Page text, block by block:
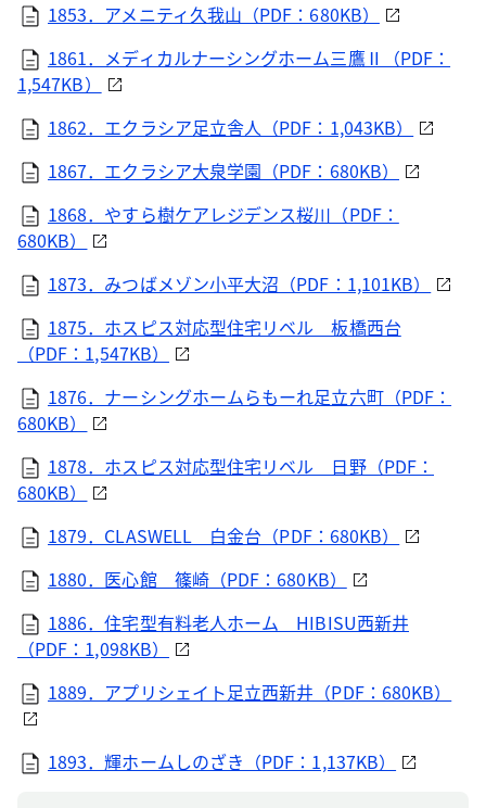
1853．アメニティ久我山（PDF：680KB）
1861．メディカルナーシングホーム三鷹Ⅱ（PDF：
1,547KB）
1862．エクラシア足立舎人（PDF：1,043KB）
1867．エクラシア大泉学園（PDF：680KB）
1868．やすら樹ケアレジデンス桜川（PDF：
680KB）
1873．みつばメゾン小平大沼（PDF：1,101KB）
1875．ホスピス対応型住宅リベル 板橋西台
（PDF：1,547KB）
1876．ナーシングホームらもーれ足立六町（PDF：
680KB）
1878．ホスピス対応型住宅リベル 日野（PDF：
680KB）
1879．CLASWELL 白金台（PDF：680KB）
1880．医心館 篠崎（PDF：680KB）
1886．住宅型有料老人ホーム HIBISU西新井
（PDF：1,098KB）
1889．アプリシェイト足立西新井（PDF：680KB）
1893．輝ホームしのざき（PDF：1,137KB）